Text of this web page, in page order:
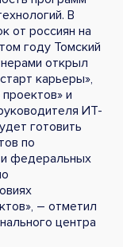
В
от россиян на
году Томский
открыл
карьеры»,
и
ИТ-
готовить
по
федеральных
– отметил
центра